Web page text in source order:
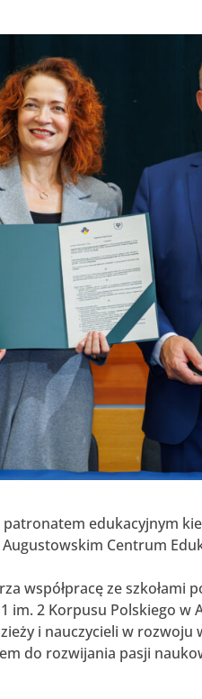
patronatem edukacyjnym
Centrum
współpracę ze
im. 2 Korpusu Polskiego
i nauczycieli w rozwoju
do rozwijania pasji